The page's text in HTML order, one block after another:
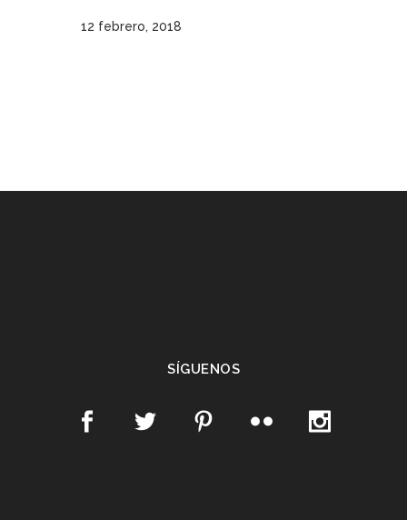
12 febrero, 2018
SÍGUENOS